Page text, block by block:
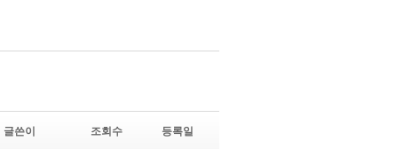
글쓴이 조회수 등록일